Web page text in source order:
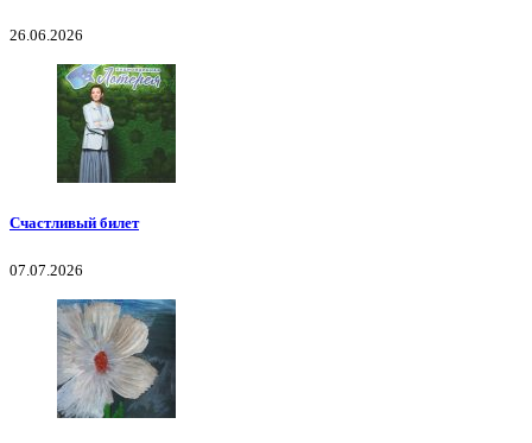
26.06.2026
Счастливый билет
07.07.2026